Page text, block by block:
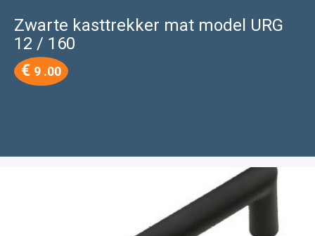
Zwarte kasttrekker mat model URG
12 / 160
€ 9 .00